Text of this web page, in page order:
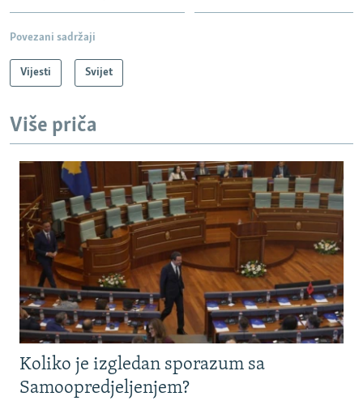
Povezani sadržaji
Vijesti Svijet
Više priča
Koliko je izgledan sporazum sa
Samoopredjeljenjem?